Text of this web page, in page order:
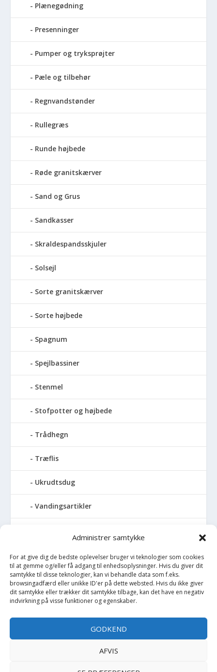
Administrer samtykke
For at give dig de bedste oplevelser bruger vi teknologier som cookies
til at gemme og/eller få adgang til enhedsoplysninger. Hvis du giver dit
samtykke til disse teknologier, kan vi behandle data som f.eks.
browsingadfærd eller unikke ID'er på dette websted. Hvis du ikke giver
dit samtykke eller trækker dit samtykke tilbage, kan det have en negativ
indvirkning på visse funktioner og egenskaber.
GODKEND
AFVIS
Plænegødning
Presenninger
Pumper og tryksprøjter
Pæle og tilbehør
Regnvandstønder
Rullegræs
Runde højbede
Røde granitskærver
Sand og Grus
Sandkasser
Skraldespandsskjuler
Solsejl
Sorte granitskærver
Sorte højbede
Spagnum
Spejlbassiner
Stenmel
Stofpotter og højbede
Trådhegn
Træflis
Ukrudtsdug
Vandingsartikler
Vildthegn
vækstdug
Maling